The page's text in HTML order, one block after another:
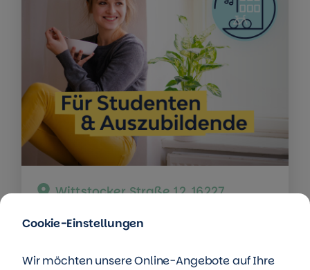
Wittstocker Straße 12, 16227
frei
Cookie-Einstellungen
Wir möchten unsere Online-Angebote auf Ihre